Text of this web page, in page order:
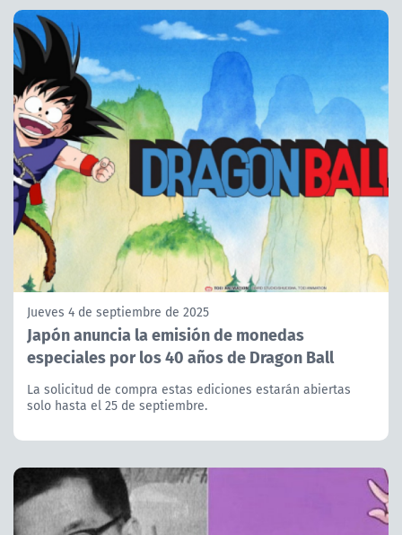
Jueves 4 de septiembre de 2025
Japón anuncia la emisión de monedas
especiales por los 40 años de Dragon Ball
La solicitud de compra estas ediciones estarán abiertas
solo hasta el 25 de septiembre.